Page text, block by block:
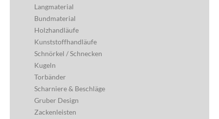
Langmaterial
Bundmaterial
Holzhandläufe
Kunststoffhandläufe
Schnörkel / Schnecken
Kugeln
Torbänder
Scharniere & Beschläge
Gruber Design
Zackenleisten